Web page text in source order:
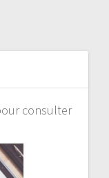
consulter